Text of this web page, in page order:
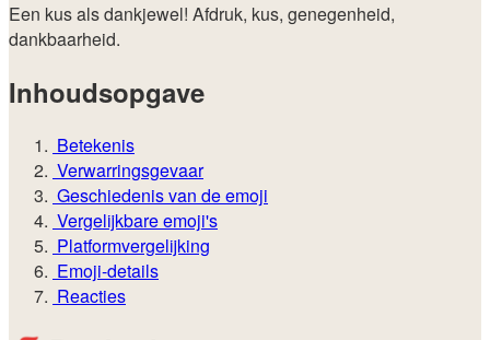
Een kus als dankjewel! Afdruk, kus, genegenheid,
dankbaarheid.
Inhoudsopgave
Betekenis
Verwarringsgevaar
Geschiedenis van de emoji
Vergelijkbare emoji's
Platformvergelijking
Emoji-details
Reacties